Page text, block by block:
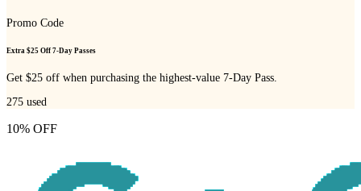
Promo Code
Extra $25 Off 7-Day Passes
Get $25 off when purchasing the highest-value 7-Day Pass.
275 used
10% OFF